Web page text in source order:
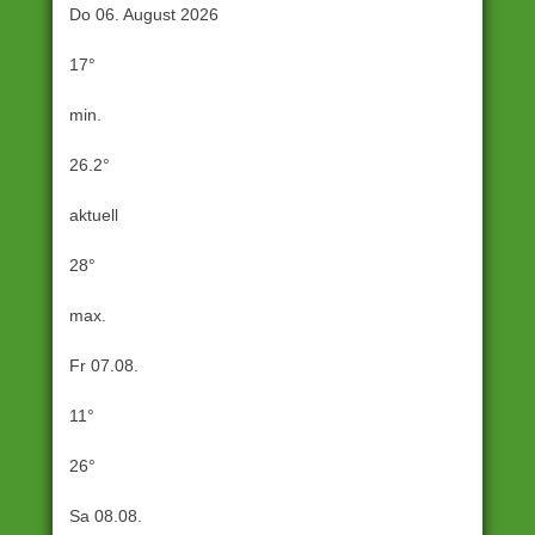
Do 06. August 2026
17°
min.
26.2°
aktuell
28°
max.
Fr 07.08.
11°
26°
Sa 08.08.